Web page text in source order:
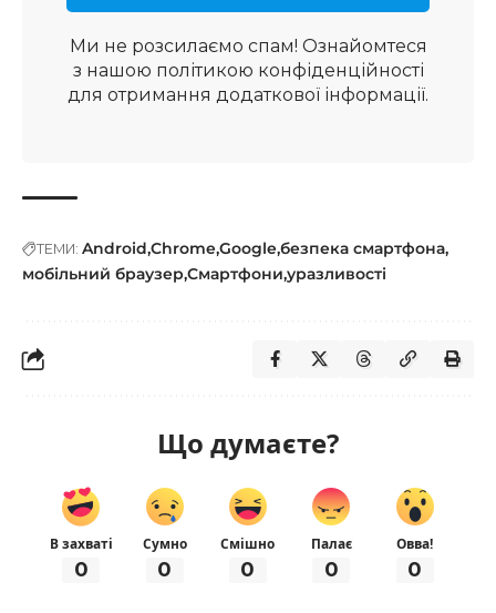
Ми не розсилаємо спам! Ознайомтеся
з нашою політикою конфіденційності
для отримання додаткової інформації.
ТЕМИ: Android ChromeGoogleбезпека смартфона
мобільний браузер Смартфони уразливості
Що думаєте?
В захваті
0
Сумно
0
Смішно
0
Палає
0
Овва!
0